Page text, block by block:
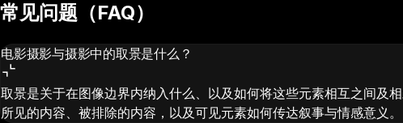
常见问题（FAQ）
电影摄影与摄影中的取景是什么？
取景是关于在图像边界内纳入什么、以及如何将这些元素相互之间及
所见的内容、被排除的内容，以及可见元素如何传达叙事与情感意义。